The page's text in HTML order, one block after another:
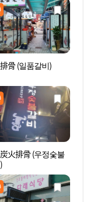
骨 (일품갈비)
火排骨 (우정숯불